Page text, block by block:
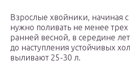
Взрослые хвойники, начиная с
нужно поливать не менее
ранней весной, в середине
до наступления устойчивых
выливают 25-30 л.